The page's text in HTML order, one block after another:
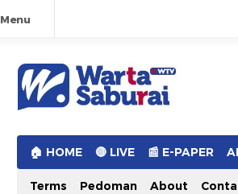
Menu
Warta Saburai
Sumber Informasi Terkini
🏠︎ HOME 🔴 LIVE 📰 E-PAPER
Terms Pedoman About